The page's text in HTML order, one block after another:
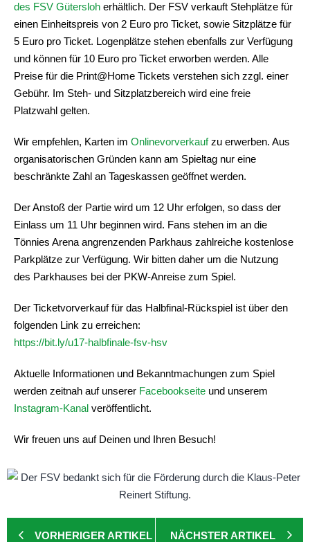
des FSV Gütersloh erhältlich. Der FSV verkauft Stehplätze für
einen Einheitspreis von 2 Euro pro Ticket, sowie Sitzplätze für
5 Euro pro Ticket. Logenplätze stehen ebenfalls zur Verfügung
und können für 10 Euro pro Ticket erworben werden. Alle
Preise für die Print@Home Tickets verstehen sich zzgl. einer
Gebühr. Im Steh- und Sitzplatzbereich wird eine freie
Platzwahl gelten.
Wir empfehlen, Karten im Onlinevorverkaufzu erwerben. Aus
organisatorischen Gründen kann am Spieltag nur eine
beschränkte Zahl an Tageskassen geöffnet werden.
Der Anstoß der Partie wird um 12 Uhr erfolgen, so dass der
Einlass um 11 Uhr beginnen wird. Fans stehen im an die
Tönnies Arena angrenzenden Parkhaus zahlreiche kostenlose
Parkplätze zur Verfügung. Wir bitten daher um die Nutzung
des Parkhauses bei der PKW-Anreise zum Spiel.
Der Ticketvorverkauf für das Halbfinal-Rückspiel ist über den
folgenden Link zu erreichen:
https://bit.ly/u17-halbfinale-fsv-hsv
Aktuelle Informationen und Bekanntmachungen zum Spiel
werden zeitnah auf unserer Facebookseite und unserem
Instagram-Kanal veröffentlicht.
Wir freuen uns auf Deinen und Ihren Besuch!
VORHERIGER ARTIKEL NÄCHSTER ARTIKEL